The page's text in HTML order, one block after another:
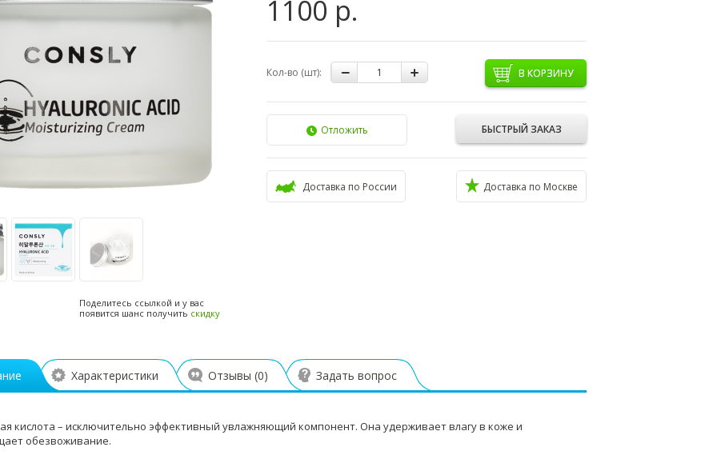
Поделитесь ссылкой и у вас
появится шанс получить скидку
1100 р.
Кол-во (шт): В КОРЗИНУ
БЫСТРЫЙ ЗАКАЗ
Отложить
Доставка по России Доставка по Москве
Характеристики Отзывы (0) Задать вопрос
кислота – исключительно эффективный увлажняющий компонент. Она удерживает влагу в коже и
обезвоживание.